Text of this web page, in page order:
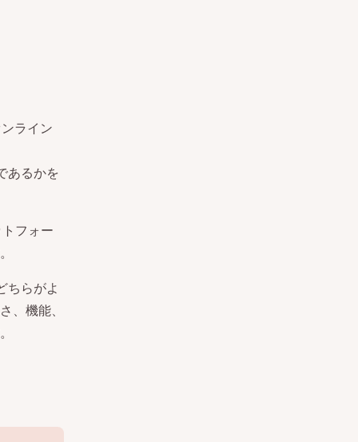
ライン
あるかを
フォー
ちらがよ
、機能、